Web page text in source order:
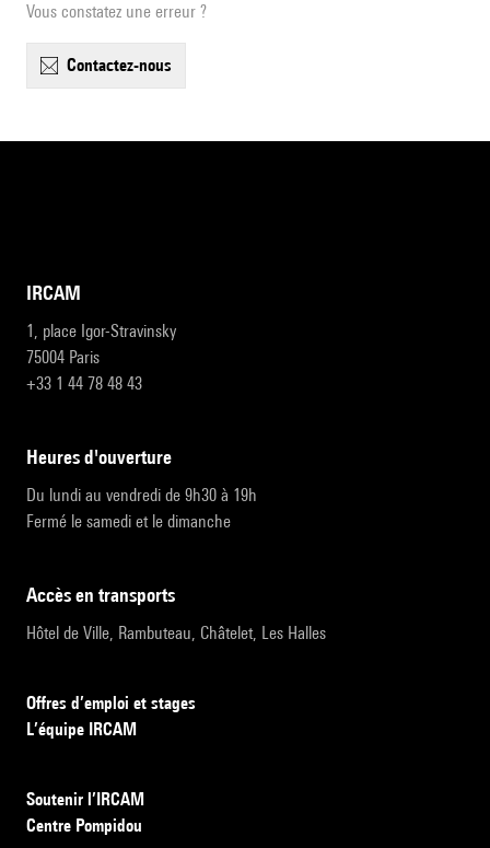
Vous constatez une erreur ?
contactez-nous
IRCAM
1, place Igor-Stravinsky
75004 Paris
+33 1 44 78 48 43
heures d'ouverture
Du lundi au vendredi de 9h30 à 19h
Fermé le samedi et le dimanche
accès en transports
Hôtel de Ville, Rambuteau, Châtelet, Les Halles
Offres d’emploi et stages
L’équipe IRCAM
Soutenir l’IRCAM
Centre Pompidou